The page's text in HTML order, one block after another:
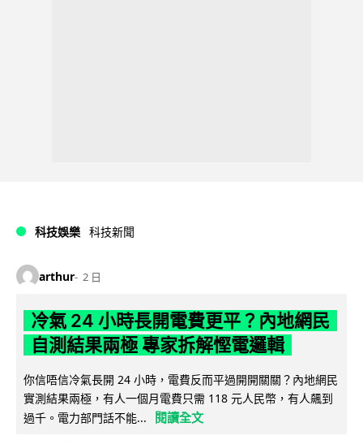
科技娛樂 科技新聞
arthur 2 日
冷氣 24 小時長開電費更平？內地網民
自測結果兩極 專家拆解慳電邏輯
你信唔信冷氣長開 24 小時，電費反而平過開開關關？內地網民
實測結果兩極，有人一個月電費只需 118 元人民幣，有人飆到
過千。電力部門話不能...
閱讀全文